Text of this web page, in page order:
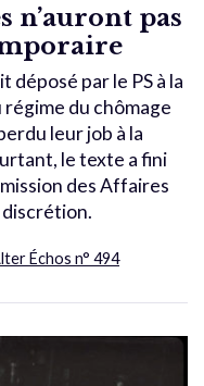
n’auront pas
déposé par le PS à la
du chômage
leur job à la
le texte a fini
des Affaires
discrétion.
Échos n° 494